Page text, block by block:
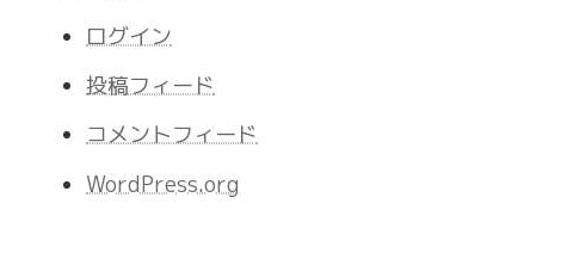
ログイン
投稿フィード
コメントフィード
WordPress.org